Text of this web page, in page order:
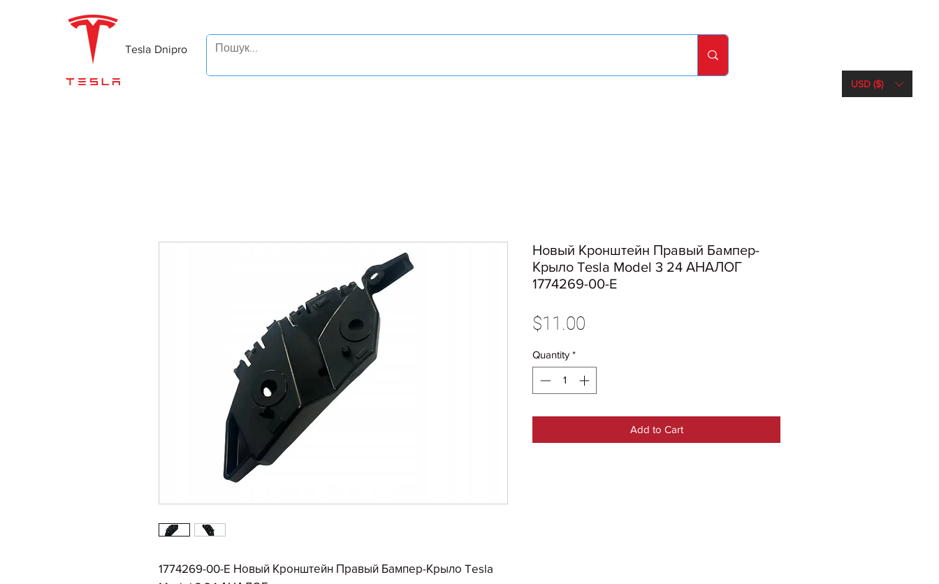
Tesla Dnipro
USD ($)
1774269-00-E Новый Кронштейн Правый Бампер-Крыло Tesla
Новый Кронштейн Правый Бампер-
Крыло Tesla Model 3 24 АНАЛОГ
1774269-00-E
$11.00
Quantity *
Add to Cart